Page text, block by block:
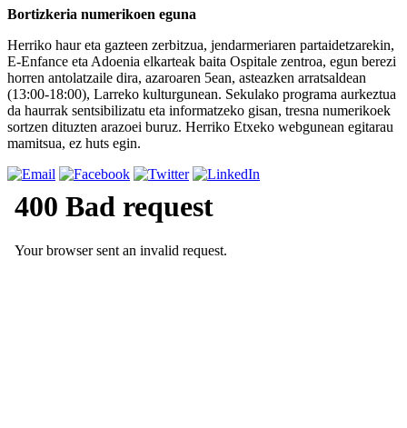
Bortizkeria numerikoen eguna
Herriko haur eta gazteen zerbitzua, jendarmeriaren partaidetzarekin,
E-Enfance eta Adoenia elkarteak baita Ospitale zentroa, egun berezi
horren antolatzaile dira, azaroaren 5ean, asteazken arratsaldean
(13:00-18:00), Larreko kulturgunean. Sekulako programa aurkeztua
da haurrak sentsibilizatu eta informatzeko gisan, tresna numerikoek
sortzen dituzten arazoei buruz. Herriko Etxeko webgunean egitarau
mamitsua, ez huts egin.